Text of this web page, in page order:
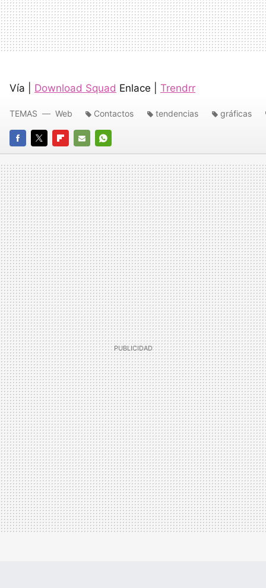
Vía | Download Squad Enlace | Trendrr
FACEBOOK
TWITTERFLIPBOARD
E-
MAIL
WHATSAPP
TEMAS Web Contactos tendencias gráficas